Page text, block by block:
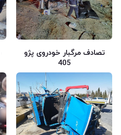
تصادف مرگبار خودروی پژو
405